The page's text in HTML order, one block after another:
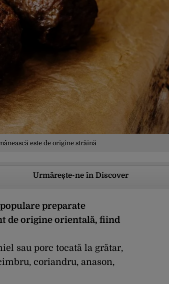
este de origine străină
Urmărește-ne în Discover
preparate
de origine orientală, fiind
sau porc tocată la grătar,
coriandru, anason,